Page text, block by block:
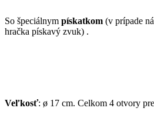
So špeciálnym pískatkom (v prípade
hračka pískavý zvuk) .
Veľkosť: ø 17 cm. Celkom 4 otvory